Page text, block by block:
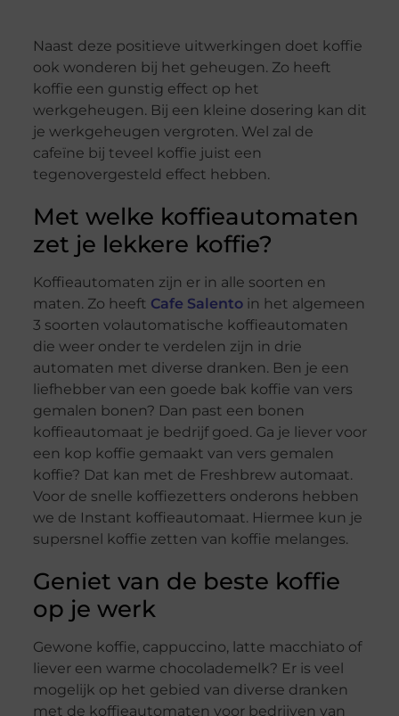
Naast deze positieve uitwerkingen doet koffie
ook wonderen bij het geheugen. Zo heeft
koffie een gunstig effect op het
werkgeheugen. Bij een kleine dosering kan dit
je werkgeheugen vergroten. Wel zal de
cafeïne bij teveel koffie juist een
tegenovergesteld effect hebben.
Met welke koffieautomaten
zet je lekkere koffie?
Koffieautomaten zijn er in alle soorten en
maten. Zo heeft Cafe Salentoin het algemeen
3 soorten volautomatische koffieautomaten
die weer onder te verdelen zijn in drie
automaten met diverse dranken. Ben je een
liefhebber van een goede bak koffie van vers
gemalen bonen? Dan past een bonen
koffieautomaat je bedrijf goed. Ga je liever voor
een kop koffie gemaakt van vers gemalen
koffie? Dat kan met de Freshbrew automaat.
Voor de snelle koffiezetters onderons hebben
we de Instant koffieautomaat. Hiermee kun je
supersnel koffie zetten van koffie melanges.
Geniet van de beste koffie
op je werk
Gewone koffie, cappuccino, latte macchiato of
liever een warme chocolademelk? Er is veel
mogelijk op het gebied van diverse dranken
met de koffieautomaten voor bedrijven van